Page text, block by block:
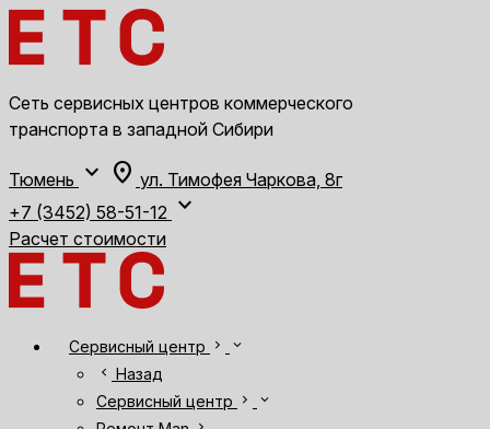
Сеть сервисных центров коммерческого
транспорта в западной Сибири
Тюмень expand_more location_on ул. Тимофея Чаркова, 8г
+7 (3452) 58-51-12 expand_more
Расчет стоимости
Сервисный центр chevron_right
expand_more
chevron_left Назад
Сервисный центр
chevron_right expand_more